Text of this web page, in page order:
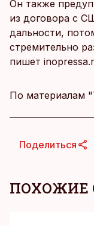
Он также
из договора с
дальности,
стремительно
пишет
По материалам
Поделиться
ПОХОЖИЕ